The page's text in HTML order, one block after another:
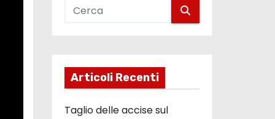
Articoli Recenti
Taglio delle accise sul